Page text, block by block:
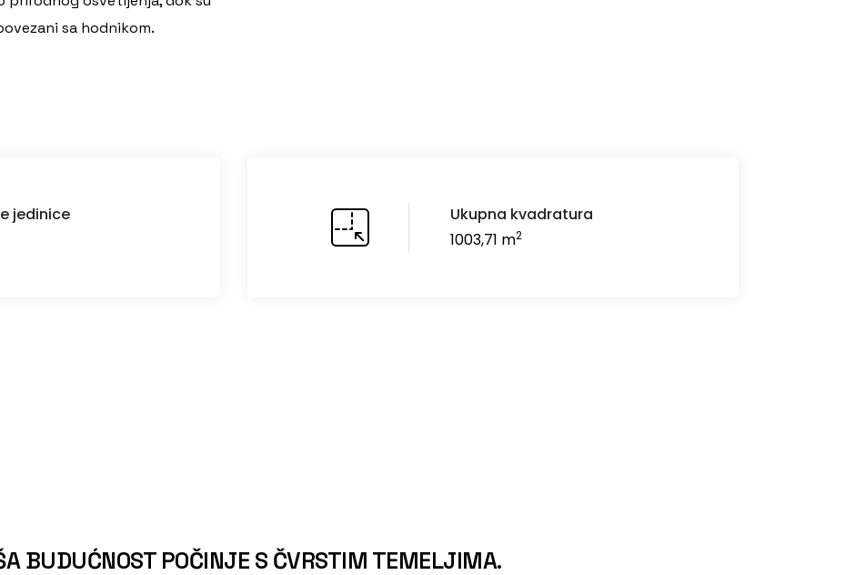
sa hodnikom.
jedinice
Ukupna kvadratura
1003,71 m2
BUDUĆNOST POČINJE S ČVRSTIM TEMELJIMA.